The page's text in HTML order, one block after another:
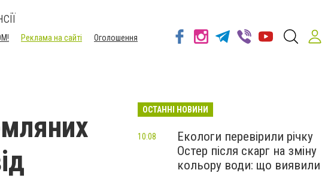
Реклама на сайті
Оголошення
ОСТАННІ НОВИНИ
Екологи перевірили річку
Остер після скарг на зміну
кольору води: що виявили
10:08